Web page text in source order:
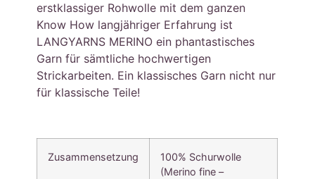
erstklassiger Rohwolle mit dem ganzen
Know How langjähriger Erfahrung ist
LANGYARNS MERINO ein phantastisches
Garn für sämtliche hochwertigen
Strickarbeiten. Ein klassisches Garn nicht nur
für klassische Teile!
Zusammensetzung
100% Schurwolle
(Merino fine –